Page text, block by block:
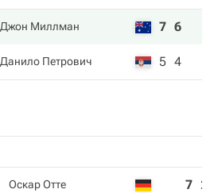
Джон Миллман 7 6
Данило Петрович 5 4
Оскар Отте 7 2